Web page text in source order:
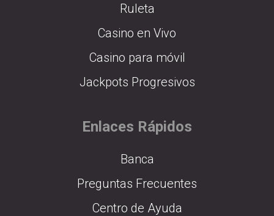
Ruleta
Casino en Vivo
Casino para móvil
Jackpots Progresivos
Enlaces Rápidos
Banca
Preguntas Frecuentes
Centro de Ayuda